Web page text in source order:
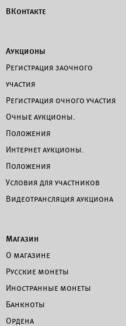
ВКонтакте
Аукционы
Регистрация заочного
участия
Регистрация очного участия
Очные аукционы.
Положения
Интернет аукционы.
Положения
Условия для участников
Видеотрансляция аукциона
Магазин
О магазине
Русские монеты
Иностранные монеты
Банкноты
Ордена